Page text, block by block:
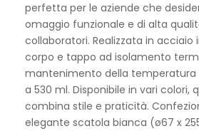
perfetta per le aziende che
omaggio funzionale e di alta
collaboratori. Realizzata in acciaio
corpo e tappo ad isolamento
mantenimento della temperatura
a 530 ml. Disponibile in vari colori,
combina stile e praticità.
elegante scatola bianca (ø67 x